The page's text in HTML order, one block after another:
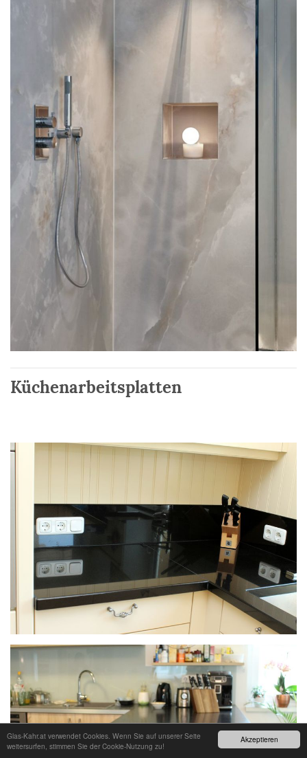
Akzeptieren
Glas-Kahr.at verwendet Cookies. Wenn Sie auf unserer Seite
weitersurfen, stimmen Sie der Cookie-Nutzung zu!
Küchenarbeitsplatten